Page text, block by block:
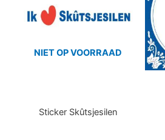
NIET OP VOORRAAD
Sticker Skûtsjesilen